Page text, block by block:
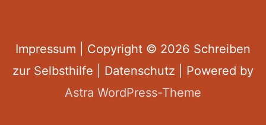
Impressum | Copyright © 2026 Schreiben
zur Selbsthilfe
Datenschutz | Powered by
Astra WordPress-Theme